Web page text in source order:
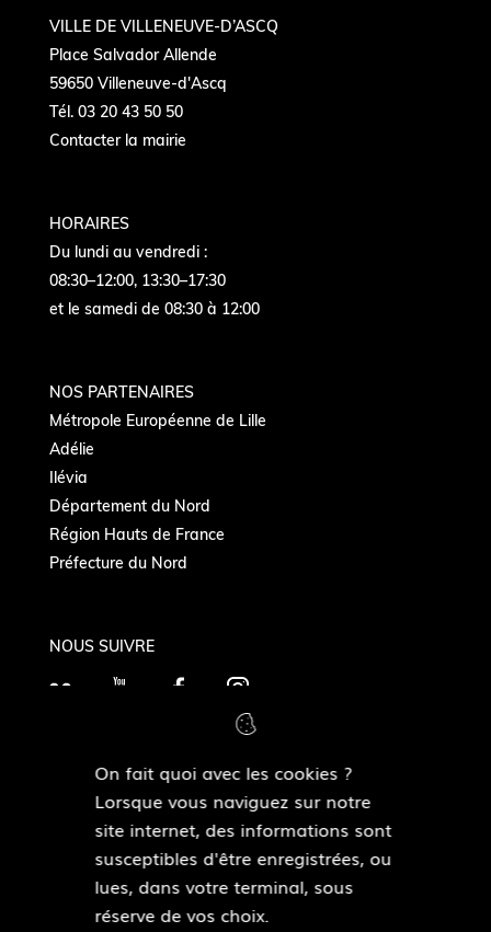
On fait quoi avec les cookies ?
Lorsque vous naviguez sur notre
site internet, des informations sont
susceptibles d'être enregistrées, ou
lues, dans votre terminal, sous
réserve de vos choix.
VILLE DE VILLENEUVE-D’ASCQ
Place Salvador Allende
59650 Villeneuve-d'Ascq
Tél. 03 20 43 50 50
Contacter la mairie
HORAIRES
Du lundi au vendredi :
08:30–12:00, 13:30–17:30
et le samedi de 08:30 à 12:00
NOS PARTENAIRES
Métropole Européenne de Lille
Adélie
Ilévia
Département du Nord
Région Hauts de France
Préfecture du Nord
NOUS SUIVRE
F
Y
T
u
b
e
F
e
b
o
o
k
I
t
a
g
r
a
m
MAIRIES DE QUARTIERS
Découvrir les mairies de quartiers
ESPACE PRESSE
Accéder à l’espace presse